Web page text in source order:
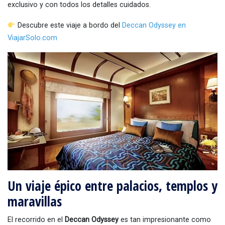
exclusivo y con todos los detalles cuidados.
Descubre este viaje a bordo del Deccan Odyssey en
ViajarSolo.com
Un viaje épico entre palacios, templos y
maravillas
El recorrido en el Deccan Odysseyes tan impresionante como